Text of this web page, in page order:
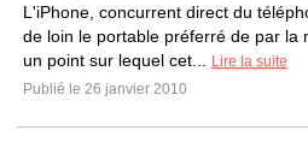
L'iPhone, concurrent direct du
de loin le portable préferré de par la
un point sur lequel cet...
Lire la suite
Publié le 26 janvier 2010